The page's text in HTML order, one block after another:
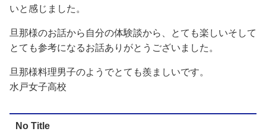
いと感じました。
旦那様のお話から自分の体験談から、とても楽しいそして
とても参考になるお話ありがとうございました。
旦那様料理男子のようでとても羨ましいです。
水戸女子高校
No Title